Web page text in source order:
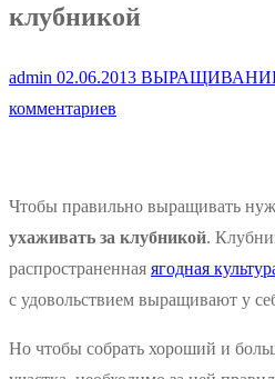
клубникой
admin 02.06.2013
комментариев
Чтобы правильно выращивать
ухаживать за клубникой.
распространенная ягодная
с удовольствием выращивают у
Но чтобы собрать хороший и